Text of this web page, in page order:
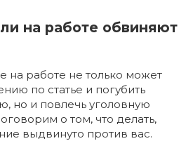
на работе обвиняют
на работе не только может
по статье и погубить
но и повлечь уголовную
о том, что делать,
выдвинуто против вас.